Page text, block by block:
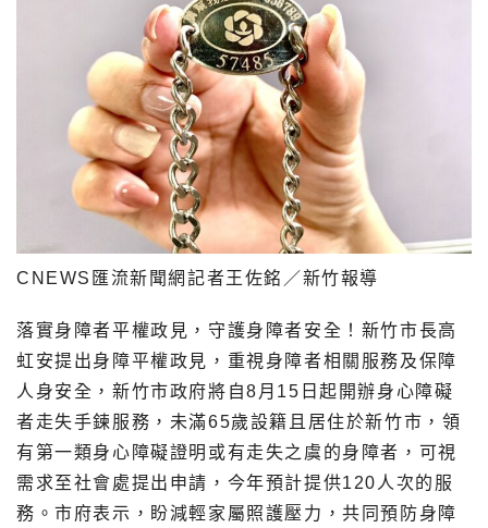
CNEWS匯流新聞網記者王佐銘／新竹報導
落實身障者平權政見，守護身障者安全！新竹市長高
虹安提出身障平權政見，重視身障者相關服務及保障
人身安全，新竹市政府將自8月15日起開辦身心障礙
者走失手鍊服務，未滿65歲設籍且居住於新竹市，領
有第一類身心障礙證明或有走失之虞的身障者，可視
需求至社會處提出申請，今年預計提供120人次的服
務。市府表示，盼減輕家屬照護壓力，共同預防身障